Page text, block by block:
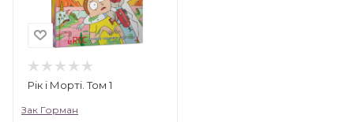
Рік і Морті. Том 1
Зак Горман